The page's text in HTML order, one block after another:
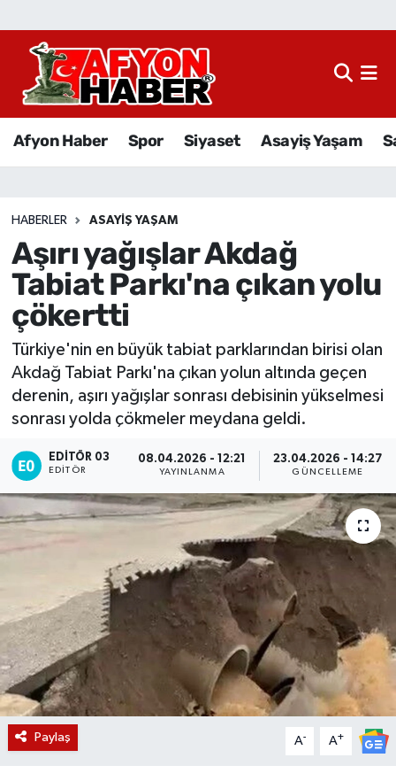
Afyon Haber Spor Siyaset Asayiş Yaşam
HABERLER ASAYIŞ YAŞAM
Aşırı yağışlar Akdağ
Tabiat Parkı'na çıkan yolu
çökertti
Türkiye'nin en büyük tabiat parklarından birisi olan
Akdağ Tabiat Parkı'na çıkan yolun altında geçen
derenin, aşırı yağışlar sonrası debisinin yükselmesi
sonrası yolda çökmeler meydana geldi.
EDITÖR 03
EDITÖR
08.04.2026 - 12:21
YAYINLANMA
23.04.2026 - 14:27
GÜNCELLEME
Paylaş A- A+
Afyon Haber
Sağlık
Eğitim
Ekonomi
Magazin
Etkinlikler